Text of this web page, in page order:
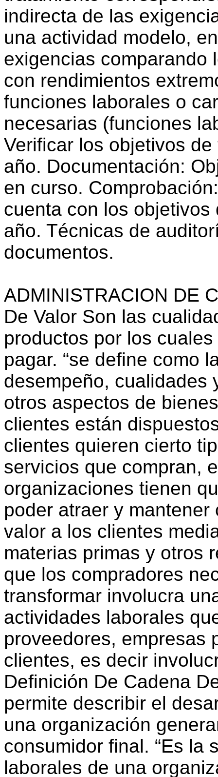
indirecta de las
una actividad modelo,
exigencias comparando
con rendimientos
funciones laborales o
necesarias (funciones
Verificar los objetivos
año. Documentación:
en curso.
cuenta con los
año. Técnicas de
documentos.
ADMINISTRACION DE
De Valor Son las
productos por los
pagar. “se define como
desempeño, cualidades
otros aspectos de
clientes están
clientes quieren cierto
servicios que compran,
organizaciones tienen
poder atraer y
valor a los clientes
materias primas y otros
que los compradores
transformar involucra
actividades laborales
proveedores, empresas
clientes, es decir
Definición De Cadena
permite describir el
una organización
consumidor final. “Es la
laborales de una